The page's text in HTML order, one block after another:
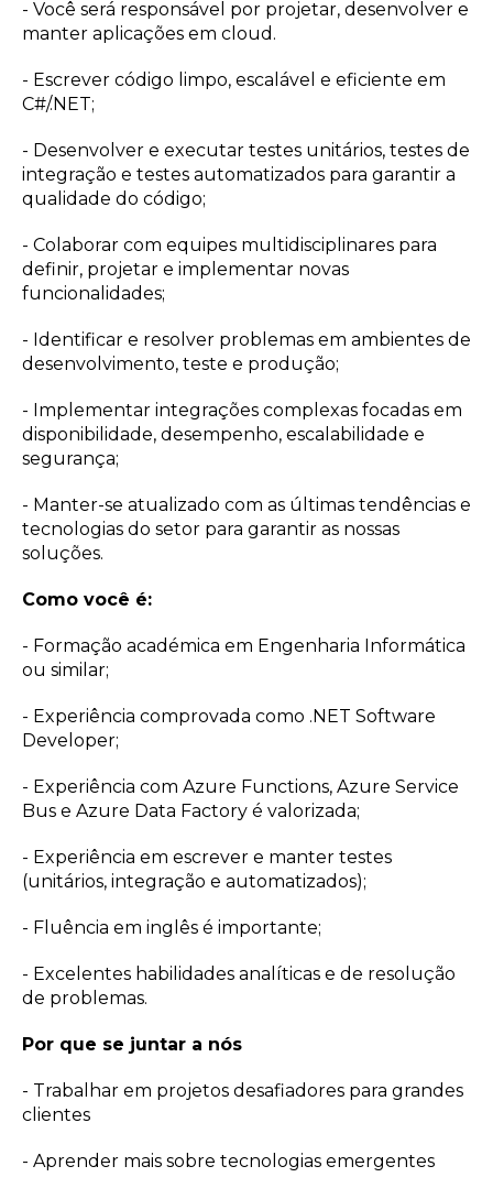
- Você será responsável por projetar, desenvolver e
manter aplicações em cloud.
- Escrever código limpo, escalável e eficiente em
C#/.NET;
- Desenvolver e executar testes unitários, testes de
integração e testes automatizados para garantir a
qualidade do código;
- Colaborar com equipes multidisciplinares para
definir, projetar e implementar novas
funcionalidades;
- Identificar e resolver problemas em ambientes de
desenvolvimento, teste e produção;
- Implementar integrações complexas focadas em
disponibilidade, desempenho, escalabilidade e
segurança;
- Manter-se atualizado com as últimas tendências e
tecnologias do setor para garantir as nossas
soluções.
Como você é:
- Formação académica em Engenharia Informática
ou similar;
- Experiência comprovada como .NET Software
Developer;
- Experiência com Azure Functions, Azure Service
Bus e Azure Data Factory é valorizada;
- Experiência em escrever e manter testes
(unitários, integração e automatizados);
- Fluência em inglês é importante;
- Excelentes habilidades analíticas e de resolução
de problemas.
Por que se juntar a nós
- Trabalhar em projetos desafiadores para grandes
clientes
- Aprender mais sobre tecnologias emergentes